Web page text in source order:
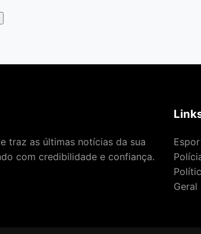
traz as últimas notícias da sua
com credibilidade e confiança.
Geral